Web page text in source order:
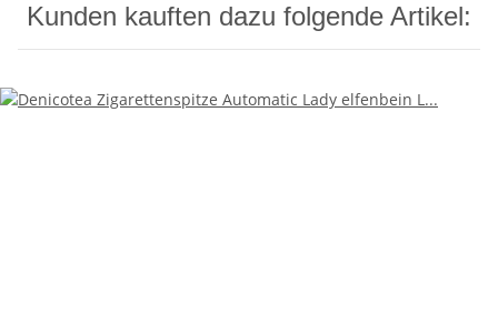
Kunden kauften dazu folgende Artikel: